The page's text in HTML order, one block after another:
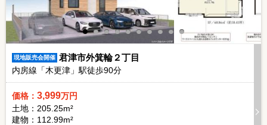
現地販売会開催 君津市外箕輪２丁目
内房線「木更津」駅徒歩90分
価格： 3,999万円
土地：205.25m²
建物：112.99m²